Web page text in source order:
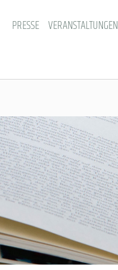
PRESSE VERANSTALTUNGEN